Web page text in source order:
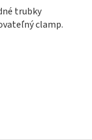
trubky
clamp.